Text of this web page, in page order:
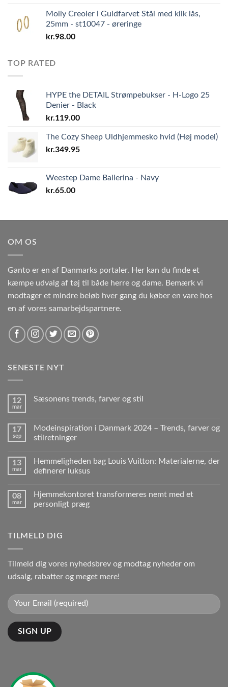
Molly Creoler i Guldfarvet Stål med klik lås,
25mm - st10047 - øreringe
kr.98.00
TOP RATED
HYPE the DETAIL Strømpebukser - H-Logo 25
Denier - Black
kr.119.00
The Cozy Sheep Uldhjemmesko hvid (Høj model)
kr.349.95
Weestep Dame Ballerina - Navy
kr.65.00
OM OS
Ganto er en af Danmarks portaler. Her kan du finde et
kæmpe udvalg af tøj til både herre og dame. Bemærk vi
modtager et mindre beløb hver gang du køber en vare hos
en af vores samarbejdspartnere.
SENESTE NYT
12
mar
Sæsonens trends, farver og stil
17
sep
Modeinspiration i Danmark 2024 – Trends, farver og
stilretninger
13
mar
Hemmeligheden bag Louis Vuitton: Materialerne, der
definerer luksus
08
mar
Hjemmekontoret transformeres nemt med et
personligt præg
TILMELD DIG
Tilmeld dig vores nyhedsbrev og modtag nyheder om
udsalg, rabatter og meget mere!